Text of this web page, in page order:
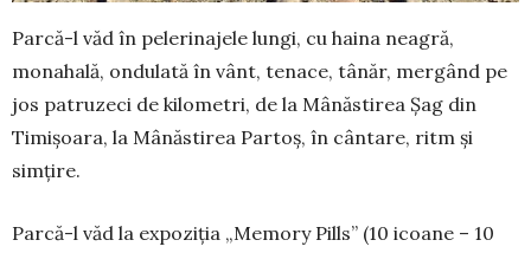
Parcă-l văd în pelerinajele lungi, cu haina neagră,
mona­hală, ondulată în vânt, tenace, tânăr, mergând pe
jos patru­zeci de ki­lometri, de la Mâ­năstirea Șag din
Timișoara, la Mânăstirea Partoș, în cântare, ritm și
simțire.
Parcă-l văd la expoziția „Me­mory Pills” (10 icoane – 10